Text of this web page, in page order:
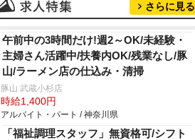
さらに見る
午前中の3時間だけ!週2～OK/未経験・
主婦さん活躍中/扶養内OK/残業なし/豚
山/ラーメン店の仕込み・清掃
豚山 武蔵小杉店
時給1,400円
アルバイト・パート / 神奈川県
「福祉調理スタッフ」無資格可/シフト